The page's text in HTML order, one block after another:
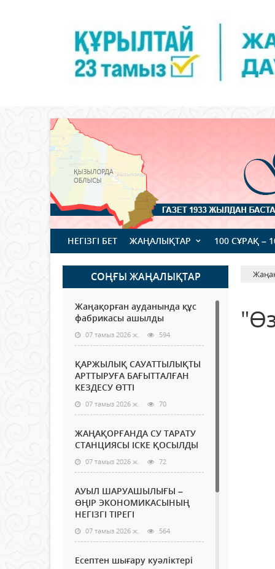
НЕГІЗГІ БЕТ ЖАҢАЛЫҚТАР 100 СҰРАҚ –
СОҢҒЫ ЖАҢАЛЫҚТАР
Жаңақорған ауданында құс
фабрикасы ашылды
07 тамыз 2026 ж. 594
ҚАРЖЫЛЫҚ САУАТТЫЛЫҚТЫ
АРТТЫРУҒА БАҒЫТТАЛҒАН
КЕЗДЕСУ ӨТТІ
07 тамыз 2026 ж. 70
ЖАҢАҚОРҒАНДА СУ ТАРАТУ
СТАНЦИЯСЫ ІСКЕ ҚОСЫЛДЫ
07 тамыз 2026 ж. 72
АУЫЛ ШАРУАШЫЛЫҒЫ –
ӨҢІР ЭКОНОМИКАСЫНЫҢ
НЕГІЗГІ ТІРЕГІ
07 тамыз 2026 ж. 564
Есептен шығару куәліктері